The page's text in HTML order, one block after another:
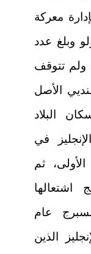
بإدارة معركة
وبلغ عدد
ولم تتوقف
الأصل
البلاد
في
ثم
اشتعالها
عام
الذين